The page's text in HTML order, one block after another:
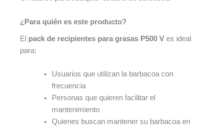
¿Para quién es este producto?
El pack de recipientes para grasas P500 V es ideal
para:
Usuarios que utilizan la barbacoa con
frecuencia
Personas que quieren facilitar el
mantenimiento
Quienes buscan mantener su barbacoa en